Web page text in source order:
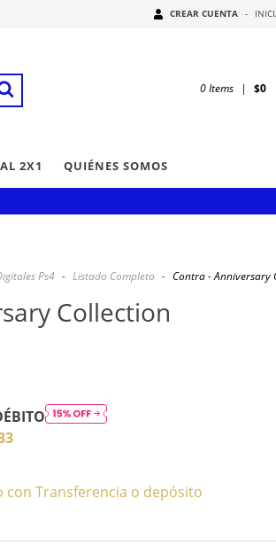
CREAR CUENTA -
0Items | $0
2X1 QUIÉNES SOMOS
Ps4 - Listado Completo - Contra - Anniversary
Collection
con Transferencia o depósito